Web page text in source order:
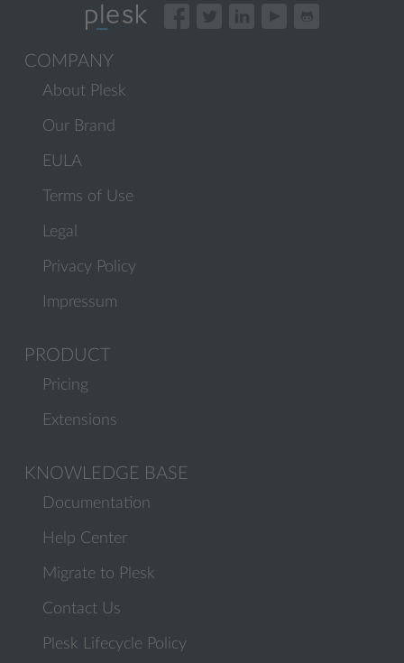
COMPANY
About Plesk
Our Brand
EULA
Terms of Use
Legal
Privacy Policy
Impressum
PRODUCT
Pricing
Extensions
KNOWLEDGE BASE
Documentation
Help Center
Migrate to Plesk
Contact Us
Plesk Lifecycle Policy